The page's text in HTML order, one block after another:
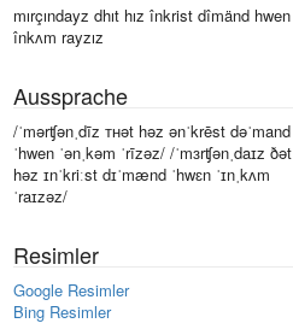
mırçındayz dhıt hız înkrist dîmänd hwen
înkʌm rayzız
Aussprache
/ˈmərʧənˌdīz ᴛʜət həz ənˈkrēst dəˈmand
ˈhwen ˈənˌkəm ˈrīzəz/ /ˈmɜrʧənˌdaɪz ðət
həz ɪnˈkriːst dɪˈmænd ˈhwɛn ˈɪnˌkʌm
ˈraɪzəz/
Resimler
Google Resimler
Bing Resimler